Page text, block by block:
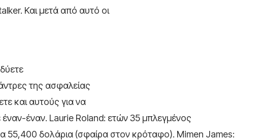
Και μετά από αυτό οι
της ασφαλείας
και αυτούς για να
έναν. Laurie Roland: ετών 35 μπλεγμένος
55,400 δολάρια (σφαίρα στον κρόταφο). Mimen James: